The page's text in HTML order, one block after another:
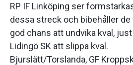
RP IF Linköping ser
dessa streck och bibehåller
god chans att undvika kval,
Lidingö SK att slippa kval.
Bjurslätt/Torslanda, GF